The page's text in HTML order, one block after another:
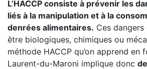
L’HACCP consiste à prévenir les
liés à la manipulation et à la
denrées alimentaires. Ces
être biologiques, chimiques ou
méthode HACCP qu’on apprend en
Laurent-du-Maroni implique donc